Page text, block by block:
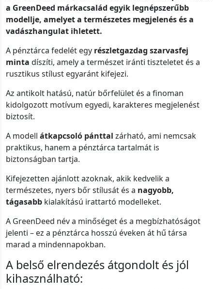
a GreenDeed márkacsalád egyik legnépszerűbb
modellje, amelyet a természetes megjelenés és a
vadászhangulat ihletett.
A pénztárca fedelét egy részletgazdag szarvasfej
minta díszíti, amely a természet iránti tiszteletet és a
rusztikus stílust egyaránt kifejezi.
Az antikolt hatású, natúr bőrfelület és a finoman
kidolgozott motívum egyedi, karakteres megjelenést
biztosít.
A modell átkapcsoló pánttal zárható, ami nemcsak
praktikus, hanem a pénztárca tartalmát is
biztonságban tartja.
Kifejezetten ajánlott azoknak, akik kedvelik a
természetes, nyers bőr stílusát és a nagyobb,
tágasabb kialakítású irattartó modelleket.
A GreenDeed név a minőséget és a megbízhatóságot
jelenti – ez a pénztárca hosszú éveken át hű társa
marad a mindennapokban.
A belső elrendezés átgondolt és jól
kihasználható: